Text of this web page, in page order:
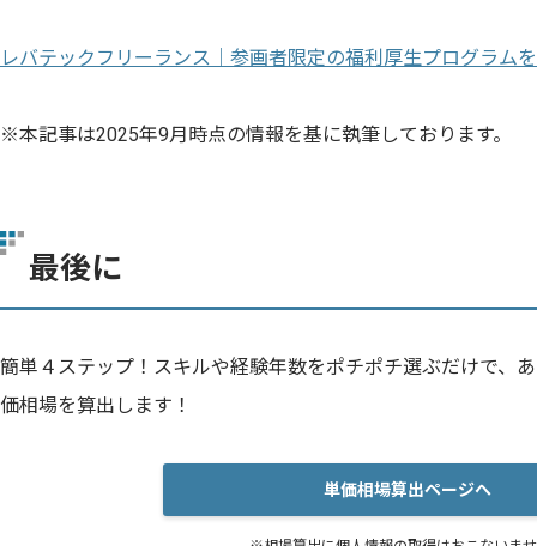
レバテックフリーランス｜参画者限定の福利厚生プログラム
※本記事は2025年9月時点の情報を基に執筆しております。
最後に
簡単４ステップ！スキルや経験年数をポチポチ選ぶだけで、
価相場を算出します！
単価相場算出ページへ